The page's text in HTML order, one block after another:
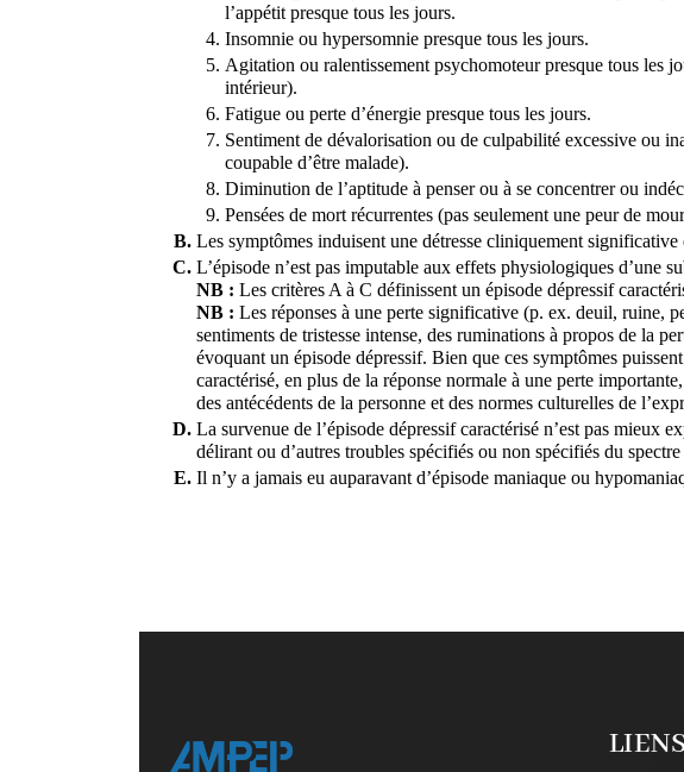
l’appétit presque tous les jours.
Insomnie ou hypersomnie presque tous les jours.
Agitation ou ralentissement psychomoteur presque tous les
intérieur).
Fatigue ou perte d’énergie presque tous les jours.
Sentiment de dévalorisation ou de culpabilité excessive ou
coupable d’être malade).
Diminution de l’aptitude à penser ou à se concentrer ou
Pensées de mort récurrentes (pas seulement une peur de
Les symptômes induisent une détresse cliniquement
L’épisode n’est pas imputable aux effets physiologiques d’une
NB : Les critères A à C définissent un épisode dépressif
NB : Les réponses à une perte significative (p. ex. deuil, ruine,
sentiments de tristesse intense, des ruminations à propos de la
évoquant un épisode dépressif. Bien que ces symptômes
caractérisé, en plus de la réponse normale à une perte
des antécédents de la personne et des normes culturelles de
La survenue de l’épisode dépressif caractérisé n’est pas
délirant ou d’autres troubles spécifiés ou non spécifiés du
Il n’y a jamais eu auparavant d’épisode maniaque ou